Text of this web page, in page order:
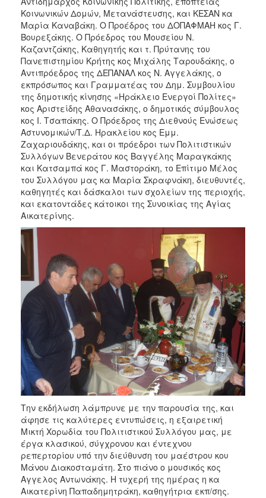
Κοινωνικών Δομών, Μετανάστευσης, και ΚΕΣΑΝ κα
Μαρία Καναβάκη. Ο Προέδρος του ΔΟΠΑΦΜΑΗ κος Γ.
Βουρεξάκης. Ο Πρόεδρος του Μουσείου Ν.
Καζαντζάκης, Καθηγητής και τ. Πρύτανης του
Πανεπιστημίου Κρήτης κος Μιχάλης Ταρουδάκης, ο
Αντιπρόεδρος της ΔΕΠΑΝΑΛ κος Ν. Αγγελάκης, ο
εκπρόσωπος και Γραμματέας του Δημ. Συμβουλίου
της δημοτικής κίνησης «Ηράκλειο Ενεργοί Πολίτες»
κος Αριστείδης Αθανασάκης, ο δημοτικός σύμβουλος
κος Ι. Τσαπάκης. Ο Πρόεδρος της Διεθνούς Ενώσεως
Αστυνομικών/Τ.Δ. Ηρακλείου κος Εμμ.
Ζαχαριουδάκης, και οι πρόεδροι των Πολιτιστικών
Συλλόγων Βενεράτου κος Βαγγέλης Μαραγκάκης
και Κατσαμπά κος Γ. Μαστοράκη, το Επίτιμο Μέλος
του Συλλόγου μας κα Μαρία Σκραφνάκη, διευθυντές,
καθηγητές και δάσκαλοι των σχολείων της περιοχής,
και εκατοντάδες κάτοικοι της Συνοικίας της Αγίας
Αικατερίνης.
Την εκδήλωση λάμπρυνε με την παρουσία της, και
άφησε τις καλύτερες εντυπώσεις, η εξαιρετική
Μικτή Χορωδία του Πολιτιστικού Συλλόγου μας, με
έργα κλασικού, σύγχρονου και έντεχνου
ρεπερτορίου υπό την διεύθυνση του μαέστρου κου
Μάνου Διακοσταμάτη. Στο πιάνο ο μουσικός κος
Αγγελος Αντωνάκης. Η τυχερή της ημέρας η κα
Αικατερίνη Παπαδημητράκη, καθηγήτρια εκπ/σης.